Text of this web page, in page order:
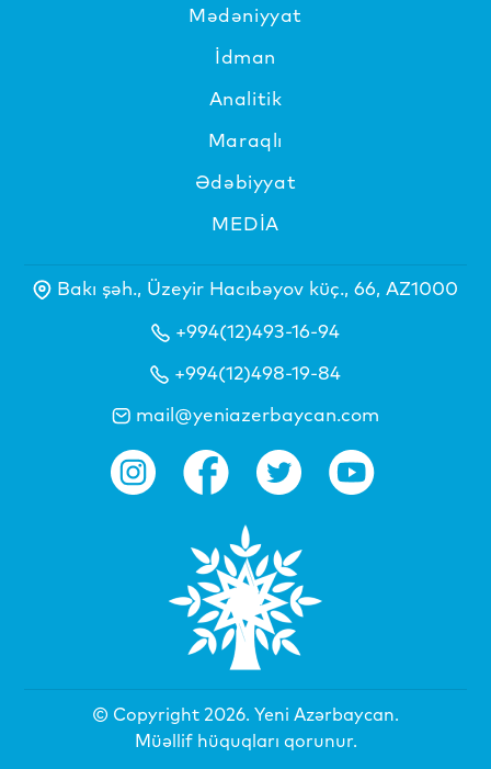
Mədəniyyat
İdman
Analitik
Maraqlı
Ədəbiyyat
MEDİA
Bakı şəh., Üzeyir Hacıbəyov küç., 66, AZ1000
+994(12)493-16-94
+994(12)498-19-84
mail@yeniazerbaycan.com
© Copyright 2026. Yeni Azərbaycan.
Müəllif hüquqları qorunur.